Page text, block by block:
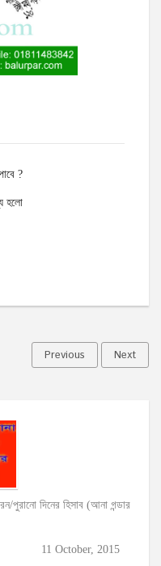
?
হলো
Previous Next
পুরানো দিনের হিসাব (আনা গন্ডার
11 October, 2015